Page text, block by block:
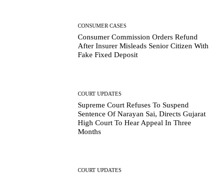
CONSUMER CASES
Consumer Commission Orders Refund
After Insurer Misleads Senior Citizen With
Fake Fixed Deposit
COURT UPDATES
Supreme Court Refuses To Suspend
Sentence Of Narayan Sai, Directs Gujarat
High Court To Hear Appeal In Three
Months
COURT UPDATES